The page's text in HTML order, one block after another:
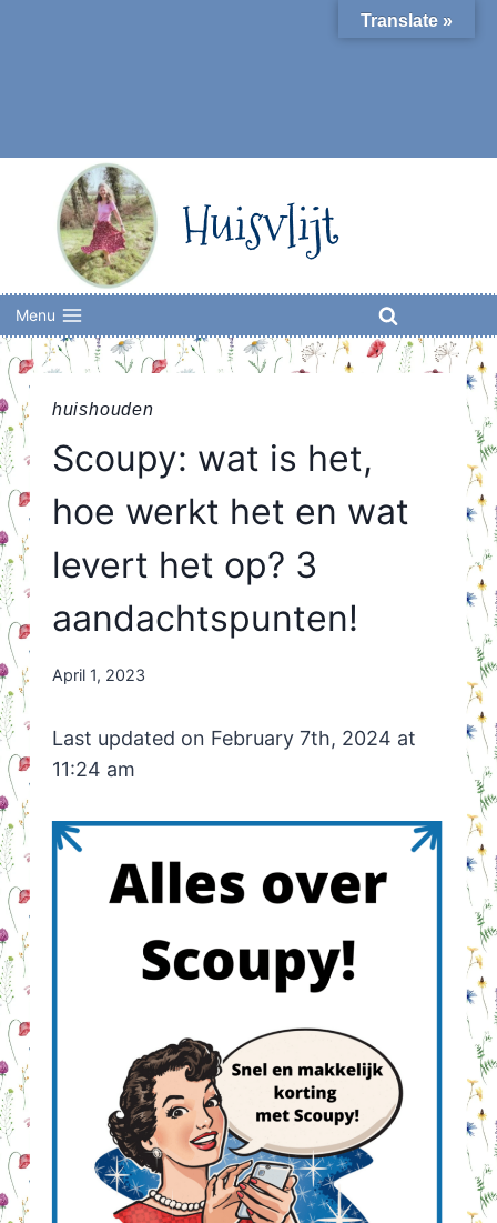
Huisvlijt
Menu
huishouden
Scoupy: wat is het,
hoe werkt het en wat
levert het op? 3
aandachtspunten!
By
April 1, 2023
Last updated on February 7th, 2024 at
11:24 am
Translate »